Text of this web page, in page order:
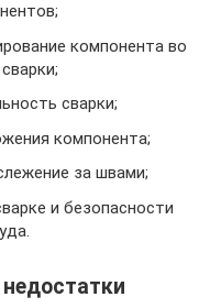
компонента во
сварки;
компонента;
за швами;
и безопасности